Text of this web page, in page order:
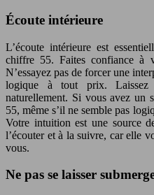
Écoute intérieure
L’écoute intérieure est
chiffre 55. Faites confiance à
N’essayez pas de forcer une
logique à tout prix.
naturellement. Si vous avez un
55, même s’il ne semble pas
Votre intuition est une source
l’écouter et à la suivre, car elle
vous.
Ne pas se laisser